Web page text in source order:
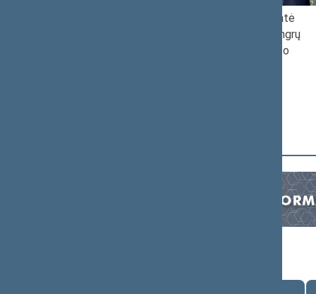
Seimo Pirmininko pavaduotoja Jūratė
Zailskienė dalyvavo istoriniame vengrų
sargybos kapitono Kasparo Horvato